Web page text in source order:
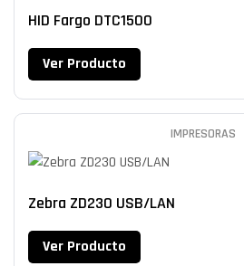
HID Fargo DTC1500
Ver Producto
IMPRESORAS
Zebra ZD230 USB/LAN
Ver Producto